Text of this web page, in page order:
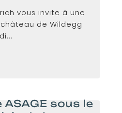
vous invite à une
de Wildegg
ASAGE sous le